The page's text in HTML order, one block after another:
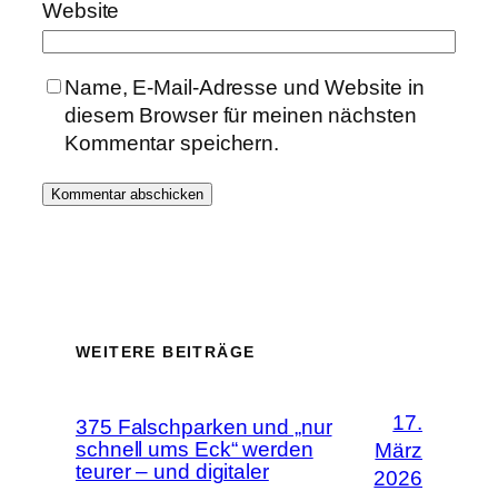
Website
Name, E-Mail-Adresse und Website in
diesem Browser für meinen nächsten
Kommentar speichern.
WEITERE BEITRÄGE
375 Falschparken und „nur
schnell ums Eck“ werden
teurer – und digitaler
17.
März
2026